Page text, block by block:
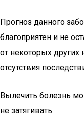
Прогноз данного
благоприятен и не
от некоторых
отсутствия
Вылечить болезнь
не затягивать.